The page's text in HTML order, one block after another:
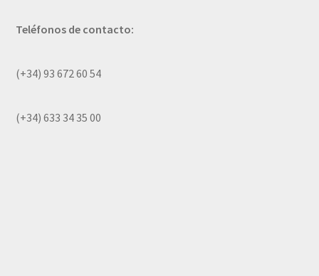
Teléfonos de contacto:
(+34) 93 672 60 54
(+34) 633 34 35 00